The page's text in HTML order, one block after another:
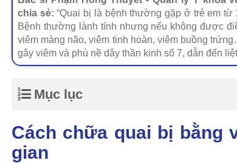
chia sẻ:“Quai bị là bệnh thường gặp ở trẻ em
Bệnh thường lành tính nhưng nếu không được
viêm màng não, viêm tinh hoàn, viêm buồng
gây viêm và phù nề dây thần kinh số 7, dẫn đến liệt
Mục lục
Cách chữa quai bị bằng
gian